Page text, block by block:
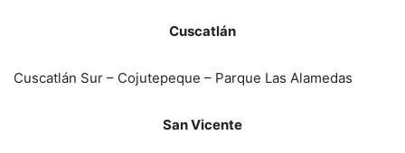
Cuscatlán
Cuscatlán Sur – Cojutepeque – Parque Las Alamedas
San Vicente